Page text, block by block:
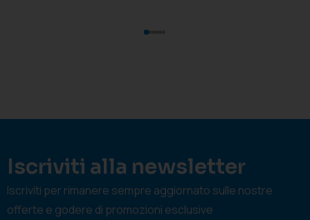
Iscriviti alla newsletter
Iscriviti per rimanere sempre aggiornato sulle nostre
offerte e godere di promozioni esclusive